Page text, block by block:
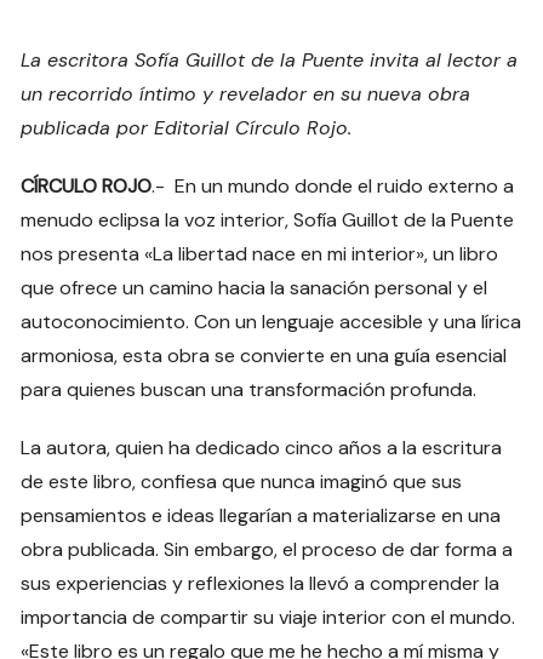
La escritora Sofía Guillot de la Puente invita al lector a
un recorrido íntimo y revelador en su nueva obra
publicada por Editorial Círculo Rojo.
CÍRCULO ROJO.- En un mundo donde el ruido externo a
menudo eclipsa la voz interior, Sofía Guillot de la Puente
nos presenta «La libertad nace en mi interior», un libro
que ofrece un camino hacia la sanación personal y el
autoconocimiento. Con un lenguaje accesible y una lírica
armoniosa, esta obra se convierte en una guía esencial
para quienes buscan una transformación profunda.
La autora, quien ha dedicado cinco años a la escritura
de este libro, confiesa que nunca imaginó que sus
pensamientos e ideas llegarían a materializarse en una
obra publicada. Sin embargo, el proceso de dar forma a
sus experiencias y reflexiones la llevó a comprender la
importancia de compartir su viaje interior con el mundo.
«Este libro es un regalo que me he hecho a mí misma y